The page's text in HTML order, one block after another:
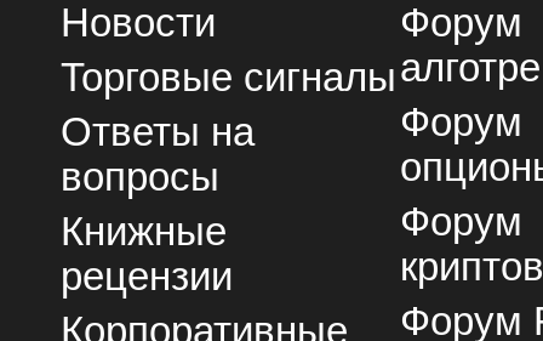
Новости
Торговые сигналы
Ответы на
вопросы
Книжные
рецензии
Корпоративные
Форум
Форум
Форум
Форум